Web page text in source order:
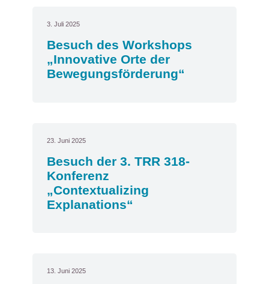
3. Juli 2025
Besuch des Workshops
„Innovative Orte der
Bewegungsförderung“
23. Juni 2025
Besuch der 3. TRR 318-
Konferenz
„Contextualizing
Explanations“
13. Juni 2025